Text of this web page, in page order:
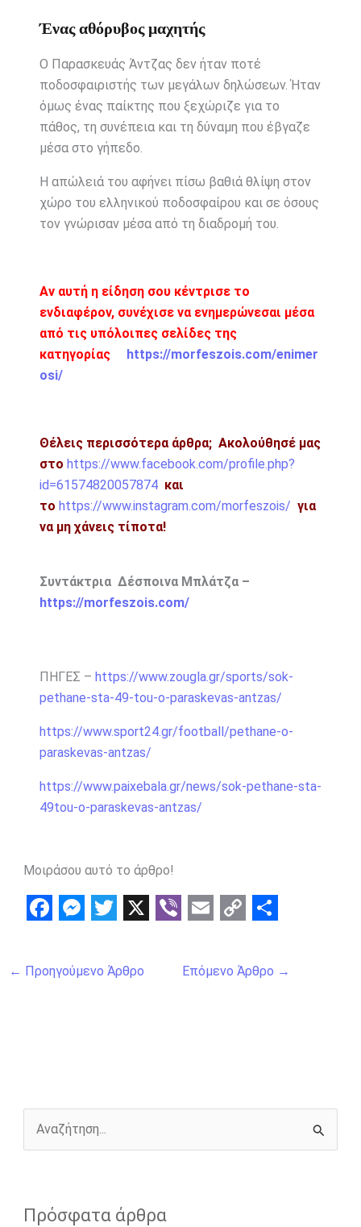
Ένας αθόρυβος μαχητής
Ο Παρασκευάς Άντζας δεν ήταν ποτέ
ποδοσφαιριστής των μεγάλων δηλώσεων. Ήταν
όμως ένας παίκτης που ξεχώριζε για το
πάθος, τη συνέπεια και τη δύναμη που έβγαζε
μέσα στο γήπεδο.
Η απώλειά του αφήνει πίσω βαθιά θλίψη στον
χώρο του ελληνικού ποδοσφαίρου και σε όσους
τον γνώρισαν μέσα από τη διαδρομή του.
Αν αυτή η είδηση σου κέντρισε το
ενδιαφέρον, συνέχισε να ενημερώνεσαι μέσα
από τις υπόλοιπες σελίδες της
κατηγορίας
https://morfeszois.com/enimer
osi/
Θέλεις περισσότερα άρθρα; Ακολούθησέ μας
στο https://www.facebook.com/profile.php?
id=61574820057874 και
το https://www.instagram.com/morfeszois/ για
να μη χάνεις τίποτα!
Συντάκτρια Δέσποινα Μπλάτζα –
https://morfeszois.com/
ΠΗΓΕΣ – https://www.zougla.gr/sports/sok-
pethane-sta-49-tou-o-paraskevas-antzas/
https://www.sport24.gr/football/pethane-o-
paraskevas-antzas/
https://www.paixebala.gr/news/sok-pethane-sta-
49tou-o-paraskevas-antzas/
Μοιράσου αυτό το άρθρο!
a
c
k
s
e
r
w
i
m
a
p
k
h
a
← Προηγούμενο Άρθρο Επόμενο Άρθρο →
ζ
Πρόσφατα άρθρα